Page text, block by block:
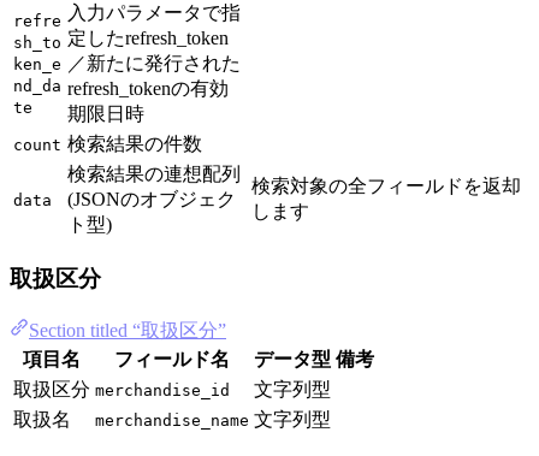
refre
sh_to
ken_e
nd_da
te
入力パラメータで指
定したrefresh_token
／新たに発行された
refresh_tokenの有効
期限日時
count 検索結果の件数
data
検索結果の連想配列
(JSONのオブジェク
ト型)
検索対象の全フィールドを返却
します
取扱区分
Section titled “取扱区分”
項目名
フィールド名 データ型 備考
取扱区分 merchandise_id
文字列型
取扱名
merchandise_name 文字列型